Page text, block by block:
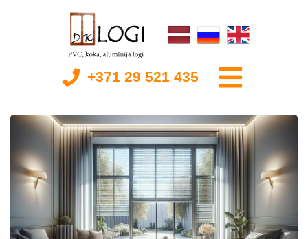
+371 29 521 435